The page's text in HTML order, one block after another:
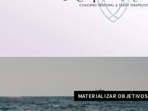
MATERIALIZAR OBJETIVOS